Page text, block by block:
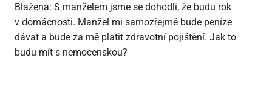
Blažena: S manželem jsme se dohodli, že budu rok
v domácnosti. Manžel mi samozřejmě bude peníze
dávat a bude za mě platit zdravotní pojištění. Jak to
budu mít s nemocenskou?